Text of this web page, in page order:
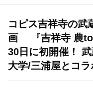
コピス吉祥寺の武
画 『吉祥寺 農to
30日に初開催！
大学/三浦屋とコラ